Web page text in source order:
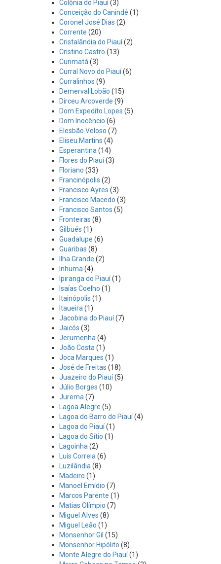
Colônia do Piauí(3)
Conceição do Canindé (1)
Coronel José Dias (2)
Corrente (20)
Cristalândia do Piauí(2)
Cristino Castro (13)
Curimatá (3)
Curral Novo do Piauí(6)
Curralinhos (9)
Demerval Lobão (15)
Dirceu Arcoverde (9)
Dom Expedito Lopes (5)
Dom Inocêncio (6)
Elesbão Veloso (7)
Eliseu Martins (4)
Esperantina (14)
Flores do Piauí(3)
Floriano (33)
Francinópolis (2)
Francisco Ayres (3)
Francisco Macedo (3)
Francisco Santos (5)
Fronteiras (8)
Gilbués (1)
Guadalupe (6)
Guaribas (8)
Ilha Grande (2)
Inhuma (4)
Ipiranga do Piauí(1)
Isaías Coelho (1)
Itainópolis (1)
Itaueira (1)
Jacobina do Piauí(7)
Jaicós (3)
Jerumenha (4)
João Costa (1)
Joca Marques (1)
José de Freitas (18)
Juazeiro do Piauí(5)
Júlio Borges (10)
Jurema (7)
Lagoa Alegre (5)
Lagoa do Barro do Piauí(4)
Lagoa do Piauí(1)
Lagoa do Sítio (1)
Lagoinha (2)
Luís Correia (6)
Luzilândia (8)
Madeiro (1)
Manoel Emídio (7)
Marcos Parente (1)
Matias Olímpio (7)
Miguel Alves (8)
Miguel Leão (1)
Monsenhor Gil (15)
Monsenhor Hipólito (8)
Monte Alegre do Piauí(1)